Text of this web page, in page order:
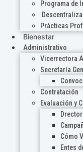
Programa de
Prácticas
Bienestar
Administrativo
Vicerrectora
Secretaría
Contratación
Evaluación y
Cómo
Entes